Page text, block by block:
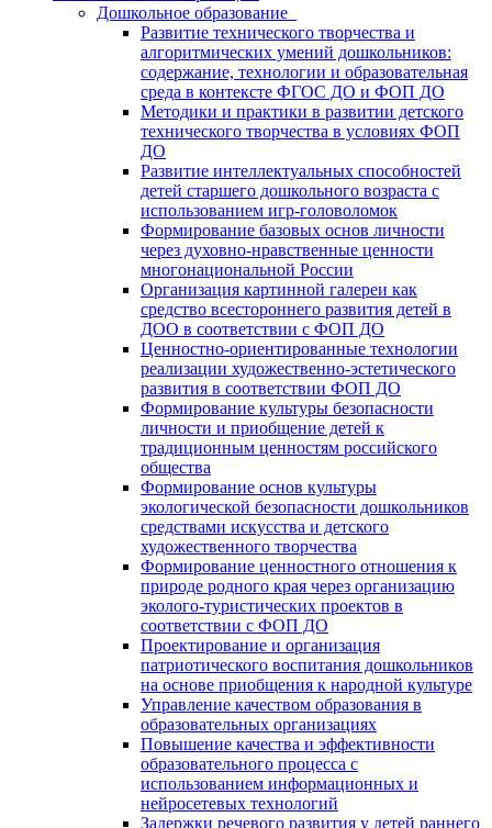
Дошкольное образование
Развитие технического творчества и
алгоритмических умений дошкольников:
содержание, технологии и образовательная
среда в контексте ФГОС ДО и ФОП ДО
Методики и практики в развитии детского
технического творчества в условиях ФОП
ДО
Развитие интеллектуальных способностей
детей старшего дошкольного возраста с
использованием игр-головоломок
Формирование базовых основ личности
через духовно-нравственные ценности
многонациональной России
Организация картинной галереи как
средство всестороннего развития детей в
ДОО в соответствии с ФОП ДО
Ценностно-ориентированные технологии
реализации художественно-эстетического
развития в соответствии ФОП ДО
Формирование культуры безопасности
личности и приобщение детей к
традиционным ценностям российского
общества
Формирование основ культуры
экологической безопасности дошкольников
средствами искусства и детского
художественного творчества
Формирование ценностного отношения к
природе родного края через организацию
эколого-туристических проектов в
соответствии с ФОП ДО
Проектирование и организация
патриотического воспитания дошкольников
на основе приобщения к народной культуре
Управление качеством образования в
образовательных организациях
Повышение качества и эффективности
образовательного процесса с
использованием информационных и
нейросетевых технологий
Задержки речевого развития у детей раннего